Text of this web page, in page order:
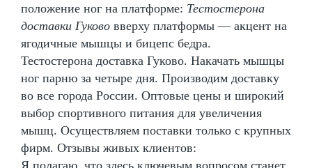
положение ног на платформе: Тестостерона
доставки Гуково вверху платформы — акцент на
ягодичные мышцы и бицепс бедра.
Тестостерона доставка Гуково. Накачать мышцы
ног парню за четыре дня. Производим доставку
во все города России. Оптовые цены и широкий
выбор спортивного питания для увеличения
мышц. Осуществляем поставки только с крупных
фирм. Отзывы живых клиентов:
Я полагаю, что здесь ключевым вопросом станет